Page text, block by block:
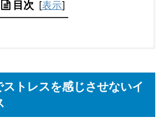
目次 [表示]
トレスを感じさせないイ